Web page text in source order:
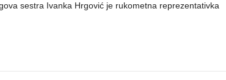
sestra Ivanka Hrgović je rukometna reprezentativka